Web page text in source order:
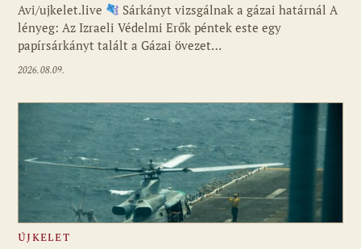
Avi/ujkelet.live
Sárkányt vizsgálnak a gázai határnál A
lényeg: Az Izraeli Védelmi Erők péntek este egy
papírsárkányt talált a Gázai övezet…
2026.08.09.
ÚJKELET